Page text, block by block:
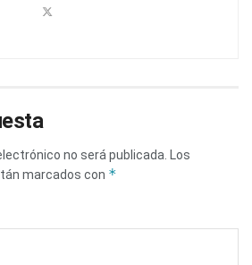
no será publicada. Los
marcados con *